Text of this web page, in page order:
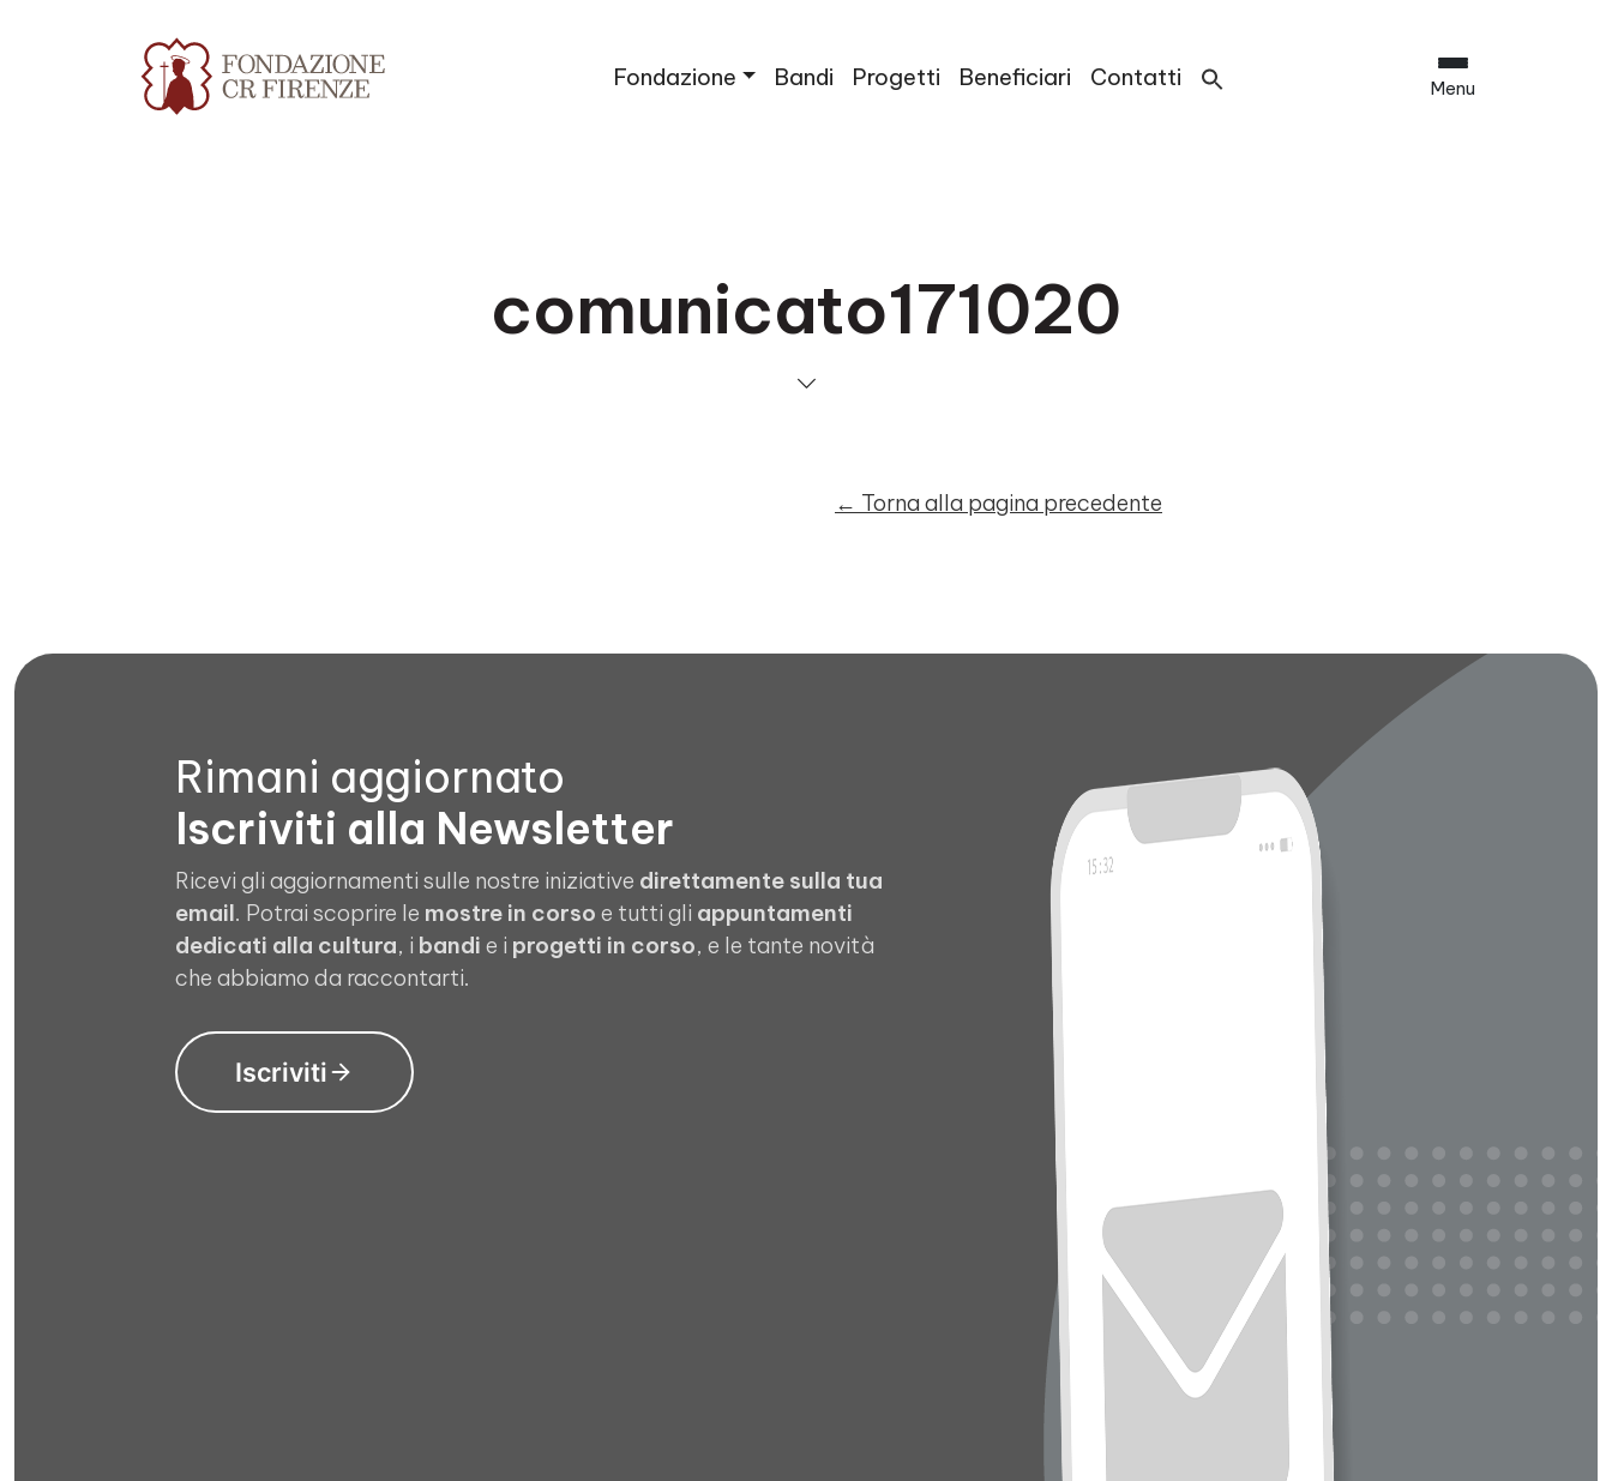
Fondazione Bandi Progetti Beneficiari Contatti Menu
comunicato171020
← Torna alla pagina precedente
Rimani aggiornato
Iscriviti alla Newsletter
Ricevi gli aggiornamenti sulle nostre iniziative direttamente sulla tua
email. Potrai scoprire le mostre in corso e tutti gli appuntamenti
dedicati alla cultura, i bandi e i progetti in corso, e le tante novità
che abbiamo da raccontarti.
Iscriviti